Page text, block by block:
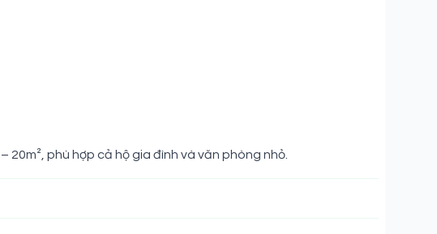
phù hợp cả hộ gia đình và văn phòng nhỏ.